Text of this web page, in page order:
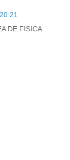
DE FISICA